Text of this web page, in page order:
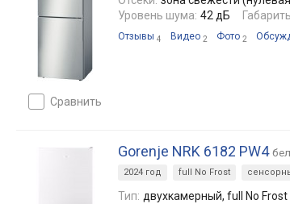
сравнить
Уровень шума: 42 дБ
Отзывы 4 Видео 2 Фото 2
Gorenje NRK 6182 PW4
2024 год full No Frost
Тип: двухкамерный, full No Frost